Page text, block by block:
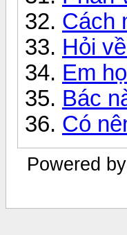
Cách
Hỏi
Em
Bác
Có
Powered